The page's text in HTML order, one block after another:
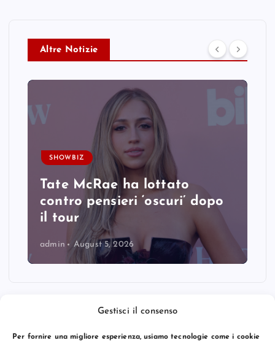
Gestisci il consenso
Per fornire una migliore esperienza, usiamo tecnologie come i cookie
Altre Notizie
SHOWBIZ
Tate McRae ha lottato
contro pensieri ‘oscuri’ dopo
il tour
admin August 5, 2026